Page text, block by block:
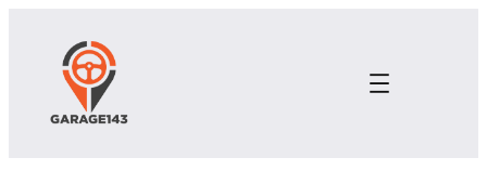
contenu